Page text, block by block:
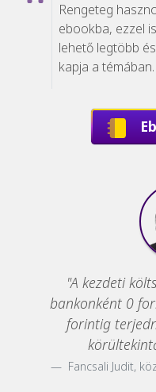
Rengeteg
ebookba, ezzel
lehető legtöbb
kapja a témában.
"A kezdeti
bankonként 0
forintig
Fancsali Judit,